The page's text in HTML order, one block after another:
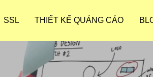
SSL THIẾT KẾ QUẢNG CÁO